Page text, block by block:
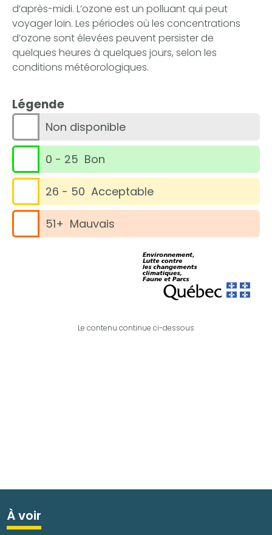
d’après-midi. L’ozone est un polluant qui peut
voyager loin. Les périodes où les concentrations
d’ozone sont élevées peuvent persister de
quelques heures à quelques jours, selon les
conditions météorologiques.
Légende
Non disponible
0 - 25  Bon
26 - 50  Acceptable
51+  Mauvais
Le contenu continue ci-dessous
À voir